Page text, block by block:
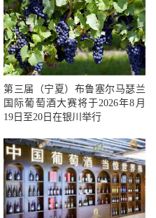
第三届（宁夏）布鲁塞尔马瑟兰
国际葡萄酒大赛将于2026年8月
19日至20日在银川举行